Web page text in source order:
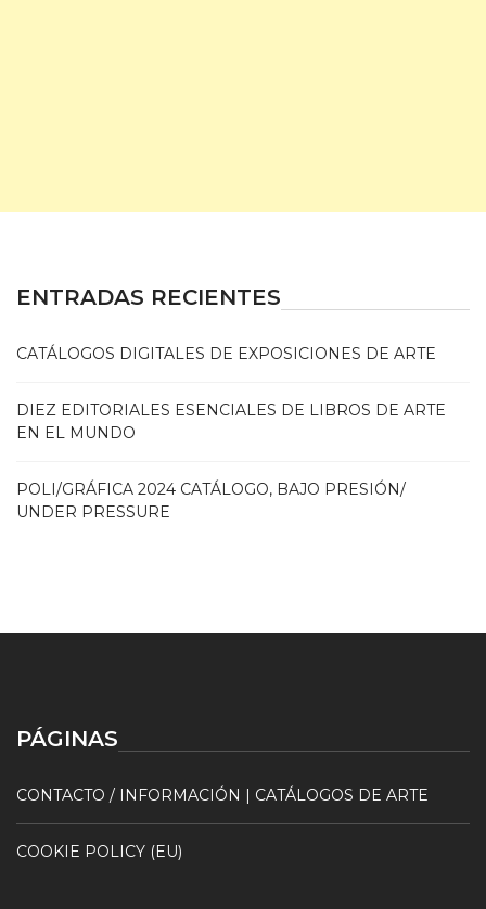
ENTRADAS RECIENTES
CATÁLOGOS DIGITALES DE EXPOSICIONES DE ARTE
DIEZ EDITORIALES ESENCIALES DE LIBROS DE ARTE
EN EL MUNDO
POLI/GRÁFICA 2024 CATÁLOGO, BAJO PRESIÓN/
UNDER PRESSURE
PÁGINAS
CONTACTO / INFORMACIÓN | CATÁLOGOS DE ARTE
COOKIE POLICY (EU)